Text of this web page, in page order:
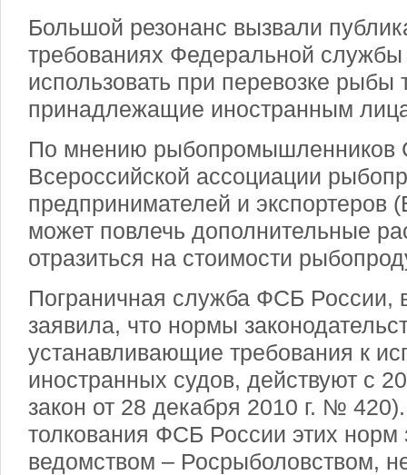
Большой резонанс вызвали
требованиях Федеральной службы
использовать при перевозке рыбы
принадлежащие иностранным
По мнению рыбопромышленников
Всероссийской ассоциации
предпринимателей и экспортеров
может повлечь дополнительные
отразиться на стоимости
Пограничная служба ФСБ России,
заявила, что нормы
устанавливающие требования к
иностранных судов, действуют с
закон от 28 декабря 2010 г. №
толкования ФСБ России этих
ведомством ‒ Росрыболовством,